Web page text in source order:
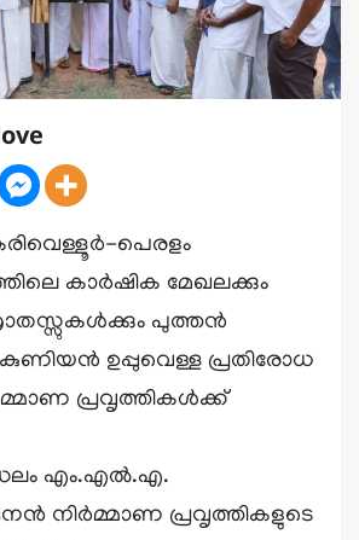
പെരളം
കാർഷിക മേഖലക്കും
പുത്തൻ
കുണിയൻ ഉപ്പുവെള്ള പ്രതിരോധ
പ്രവൃത്തികൾക്ക്
എം.എൽ.എ.
നിർമ്മാണ പ്രവൃത്തികളുടെ